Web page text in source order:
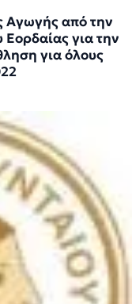
Αγωγής από την
για την
για όλους